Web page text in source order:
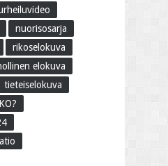
nuorisosarja
rikoselokuva
elokuva
tieteiselokuva